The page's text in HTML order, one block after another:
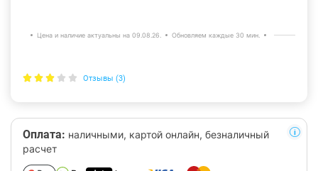
Цена и наличие актуальны на 09.08.26. Обновляем каждые 30 мин.
Отзывы (3)
Оплата: наличными, картой онлайн, безналичный
расчет